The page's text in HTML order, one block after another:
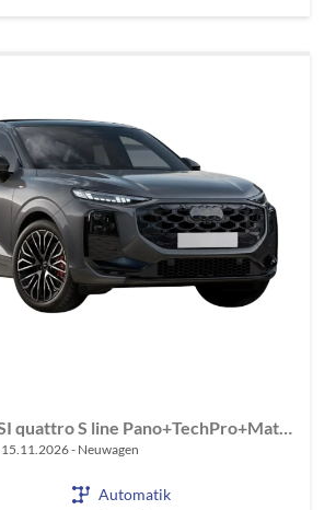
Sportback NEU TFSI quattro S line Pano+TechPro+Matrix+AHK+HUD+Alu20+KlimaPlus+DCC+SONOS
15.11.2026 Neuwagen
Automatik